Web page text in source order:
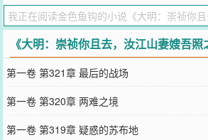
您要是觉得《大明：崇祯你且去，汝江山妻
不要忘记向您QQ群和微博微信里的朋友推荐
《大明：崇祯你且去，汝江山妻嫂吾
第一卷 第321章 最后的战场
第一卷 第320章 两难之境
第一卷 第319章 疑惑的苏布地